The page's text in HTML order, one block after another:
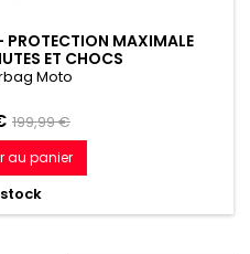
MAXIMALE
ET CHOCS
Moto
Prix
de
référence
199,99 €
au panier
stock